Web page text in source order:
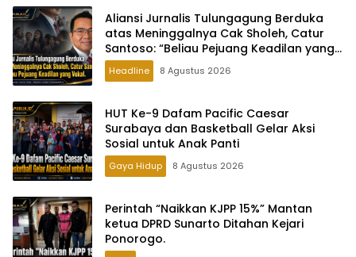
Aliansi Jurnalis Tulungagung Berduka
atas Meninggalnya Cak Sholeh, Catur
Santoso: “Beliau Pejuang Keadilan yang
Vokal
Headline 8 Agustus 2026
HUT Ke-9 Dafam Pacific Caesar
Surabaya dan Basketball Gelar Aksi
Sosial untuk Anak Panti
Gaya Hidup 8 Agustus 2026
Perintah “Naikkan KJPP 15%” Mantan
ketua DPRD Sunarto Ditahan Kejari
Ponorogo.